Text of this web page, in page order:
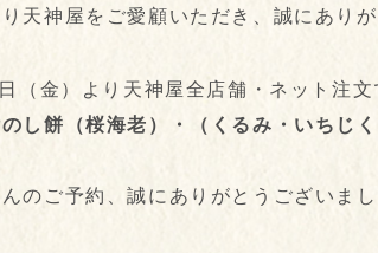
天神屋をご愛顧いただき、誠にありが
（金）より天神屋全店舗・ネット注
のし餅（桜海老）・（くるみ・いちじ
のご予約、誠にありがとうございまし